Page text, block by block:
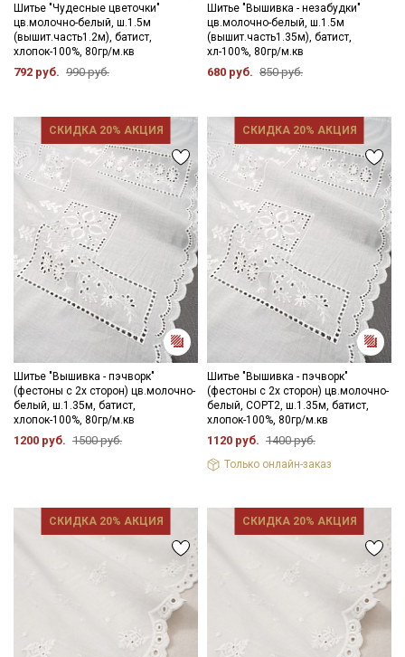
Шитье "Чудесные цветочки"
цв.молочно-белый, ш.1.5м
(вышит.часть1.2м), батист,
хлопок-100%, 80гр/м.кв
792 руб. 990 руб.
Шитье "Вышивка - незабудки"
цв.молочно-белый, ш.1.5м
(вышит.часть1.35м), батист,
хл-100%, 80гр/м.кв
680 руб. 850 руб.
СКИДКА 20% АКЦИЯ
Шитье "Вышивка - пэчворк"
(фестоны с 2х сторон) цв.молочно-
белый, ш.1.35м, батист,
хлопок-100%, 80гр/м.кв
1200 руб. 1500 руб.
СКИДКА 20% АКЦИЯ
Шитье "Вышивка - пэчворк"
(фестоны с 2х сторон) цв.молочно-
белый, СОРТ2, ш.1.35м, батист,
хлопок-100%, 80гр/м.кв
1120 руб. 1400 руб.
Только онлайн-заказ
СКИДКА 20% АКЦИЯ СКИДКА 20% АКЦИЯ